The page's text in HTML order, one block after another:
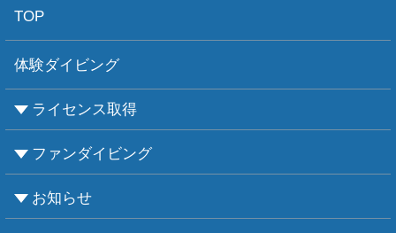
TOP
体験ダイビング
ライセンス取得
CMASについて
PADIについて
Ｃカードライセンス取得
レベルアップCMAS
レベルアップPADI
インストラクターコース
エンリッチド・エア・ナイトロックス講習
ファンダイビング
ビーチダイビング
ボートダイビング
セルフダイビング
レンタル器材
お知らせ